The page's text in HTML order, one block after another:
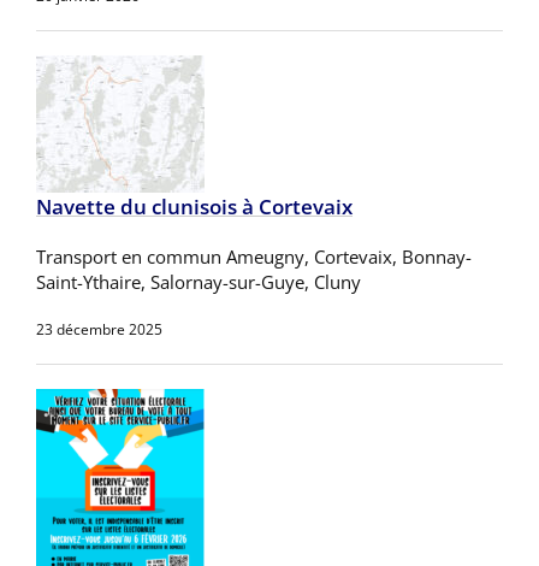
Navette du clunisois à Cortevaix
Transport en commun Ameugny, Cortevaix, Bonnay-
Saint-Ythaire, Salornay-sur-Guye, Cluny
23 décembre 2025